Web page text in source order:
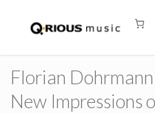
Florian
New Impressions